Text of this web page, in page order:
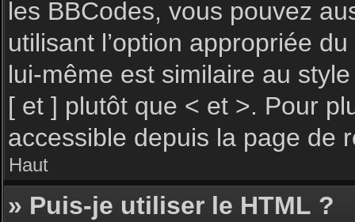
les BBCodes, vous pouvez
utilisant l’option appropriée
lui-même est similaire au
[ et ] plutôt que < et >. Pour
accessible depuis la page de
Haut
» Puis-je utiliser le HTML ?